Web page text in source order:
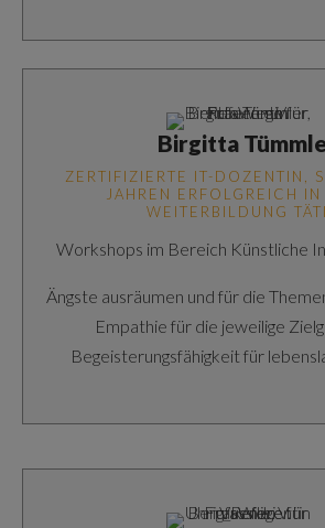
Birgitta
ZERTIFIZIERTE IT-DOZENTIN,
JAHREN ERFOLGREICH
WEITERBILDUNG
Workshops im Bereich Künstliche
Ängste ausräumen und für die
Empathie für die jeweilige
Begeisterungsfähigkeit für